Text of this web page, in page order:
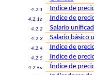
4.2.1 Indice de
4.2.1a Indice de
4.2.2 Salario
4.2.3 Salario básico
4.2.4 Indice de
4.2.5 Indice de
4.2.5a Índice de